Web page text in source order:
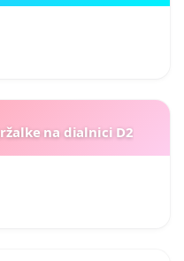
na dialnici D2